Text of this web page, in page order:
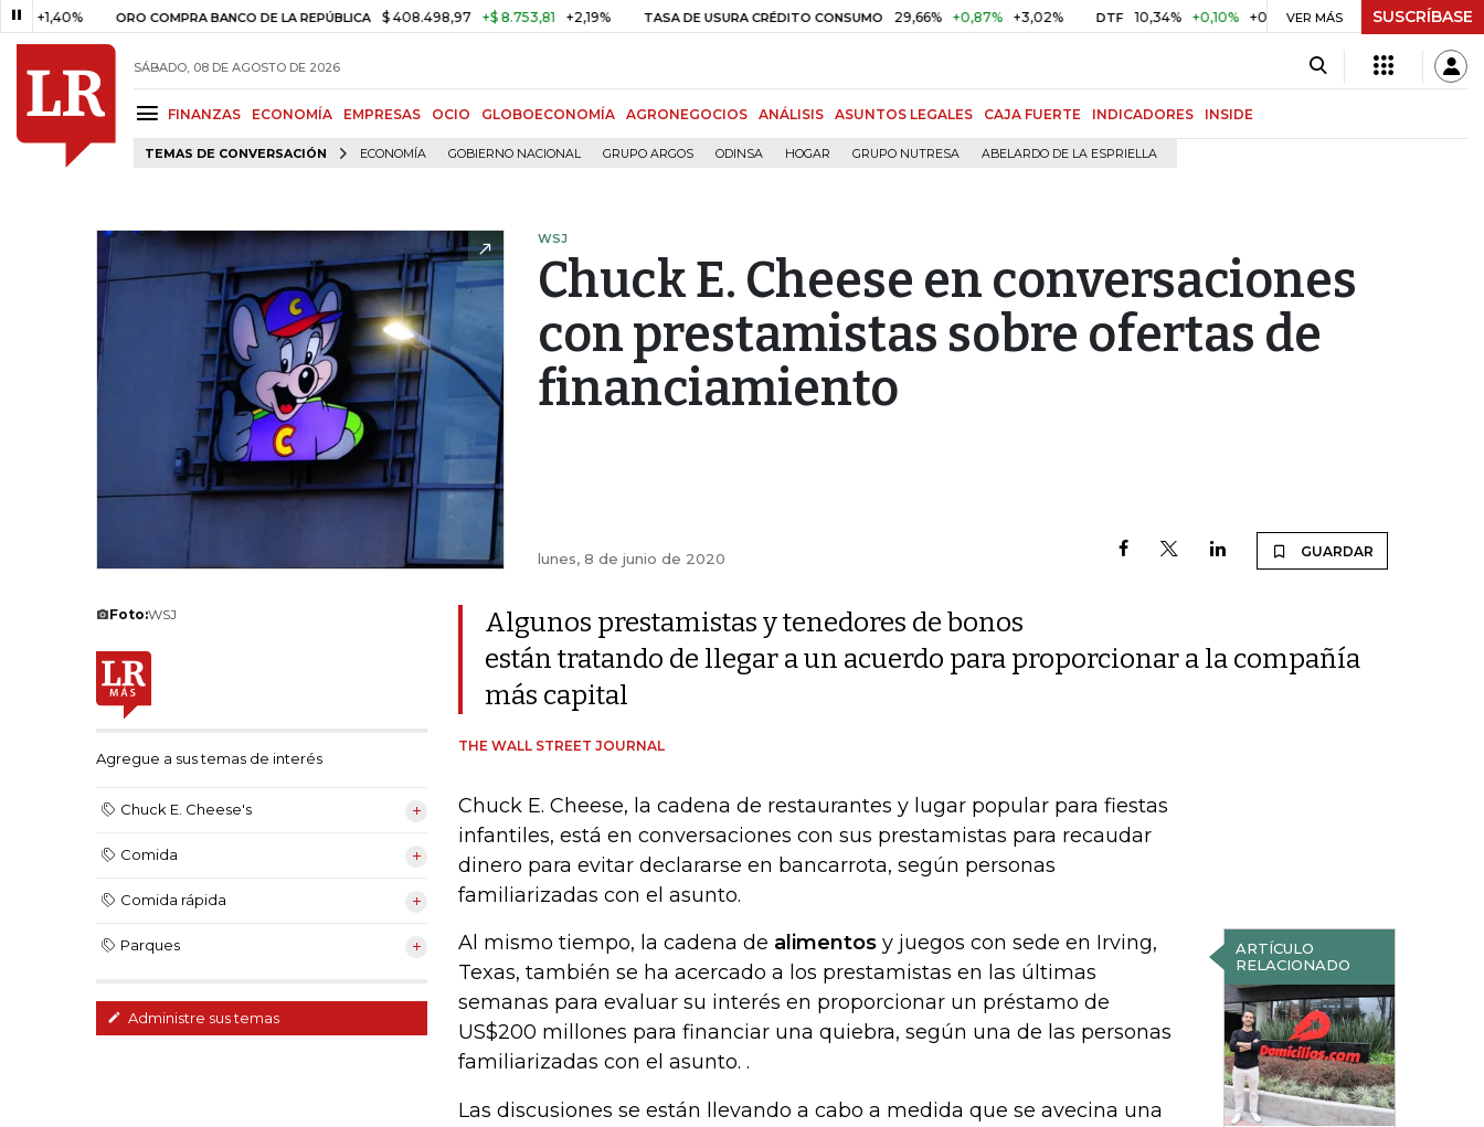
ORO COMPRA BANCO DE LA REPÚBLICA $ 408.498,97 +$ 8.753,81 +2,19% TASA DE USURA CRÉDITO CONSUMO 29,66% +0,87% +3,02% DTF 10,34% +0,10% +0,98% UVR $ 416,96 +$ 0,05 +0,01%
VER MÁS SUSCRÍBASE
SÁBADO, 08 DE AGOSTO DE 2026
FINANZAS ECONOMÍA EMPRESAS OCIO GLOBOECONOMÍA AGRONEGOCIOS ANÁLISIS ASUNTOS LEGALES CAJA FUERTE INDICADORES INSIDE
TEMAS DE CONVERSACIÓN ECONOMÍA GOBIERNO NACIONAL GRUPO ARGOS ODINSA HOGAR GRUPO NUTRESA ABELARDO DE LA ESPRIELLA
WSJ
Chuck E. Cheese en conversaciones
con prestamistas sobre ofertas de
financiamiento
lunes, 8 de junio de 2020 GUARDAR
Foto:WSJ
Agregue a sus temas de interés
Chuck E. Cheese's
Comida
Comida rápida
Parques
Administre sus temas
Algunos prestamistas y tenedores de bonos
están tratando de llegar a un acuerdo para proporcionar a la compañía
más capital
THE WALL STREET JOURNAL
Chuck E. Cheese, la cadena de restaurantes y lugar popular para fiestas
infantiles, está en conversaciones con sus prestamistas para recaudar
dinero para evitar declararse en bancarrota, según personas
familiarizadas con el asunto.
ARTÍCULO
RELACIONADO
Al mismo tiempo, la cadena de alimentos y juegos con sede en Irving,
Texas, también se ha acercado a los prestamistas en las últimas
semanas para evaluar su interés en proporcionar un préstamo de
US$200 millones para financiar una quiebra, según una de las personas
familiarizadas con el asunto. .
Las discusiones se están llevando a cabo a medida que se avecina una